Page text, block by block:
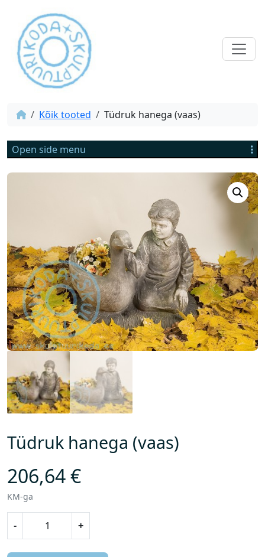
Kõik tooted Tüdruk hanega (vaas)
Open side menu
Tüdruk hanega (vaas)
206,64€
KM-ga
- +